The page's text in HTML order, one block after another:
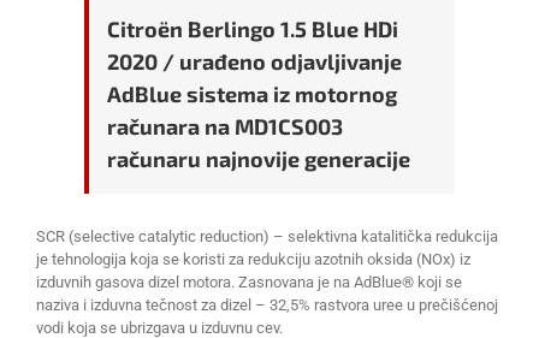
Citroën Berlingo 1.5 Blue HDi
2020 / urađeno odjavljivanje
AdBlue sistema iz motornog
računara na MD1CS003
računaru najnovije generacije
SCR (selective catalytic reduction) – selektivna katalitička redukcija
je tehnologija koja se koristi za redukciju azotnih oksida (NOx) iz
izduvnih gasova dizel motora. Zasnovana je na AdBlue® koji se
naziva i izduvna tečnost za dizel – 32,5% rastvora uree u prečišćenoj
vodi koja se ubrizgava u izduvnu cev.